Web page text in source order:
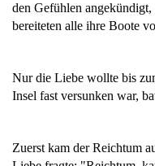
den Gefühlen
bereiteten alle ihre Boote
Nur die Liebe wollte bis
Insel fast versunken war,
Zuerst kam der Reichtum